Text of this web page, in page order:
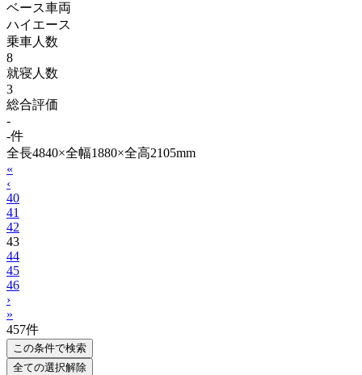
ベース車両
ハイエース
乗車人数
8
就寝人数
3
総合評価
-
-件
全長4840×全幅1880×全高2105mm
«
‹
40
41
42
43
44
45
46
›
»
457件
この条件で検索
全ての選択解除